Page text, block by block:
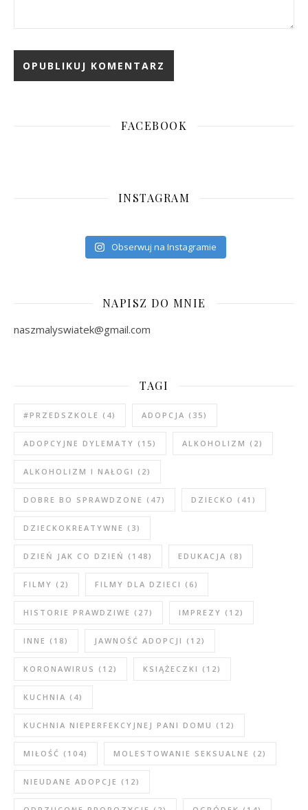
FACEBOOK
INSTAGRAM
Obserwuj na Instagramie
NAPISZ DO MNIE
naszmalyswiatek@gmail.com
TAGI
#PRZEDSZKOLE (4) ADOPCJA (35)
ADOPCYJNE DYLEMATY (15) ALKOHOLIZM (2)
ALKOHOLIZM I NAŁOGI (2)
DOBRE BO SPRAWDZONE (47) DZIECKO (41)
DZIECKOKREATYWNE (3)
DZIEŃ JAK CO DZIEŃ (148) EDUKACJA (8)
FILMY (2) FILMY DLA DZIECI (6)
HISTORIE PRAWDZIWE (27) IMPREZY (12)
INNE (18) JAWNOŚĆ ADOPCJI (12)
KORONAWIRUS (12) KSIĄŻECZKI (12)
KUCHNIA (4)
KUCHNIA NIEPERFEKCYJNEJ PANI DOMU (12)
MIŁOŚĆ (104) MOLESTOWANIE SEKSUALNE (2)
NIEUDANE ADOPCJE (12)